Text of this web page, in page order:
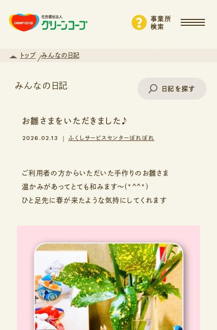
事業所
検索
トップ みんなの日記
みんなの日記 日記を探す
エリアから探す
支援・サービスから探す
お雛さまをいただきました♪
2026.02.13 ふくしサービスセンターぽれぽれ
ご利用者の方からいただいた手作りのお雛さま
温かみがあってとても和みます～(*^^*)
ひと足先に春が来たような気持にしてくれます